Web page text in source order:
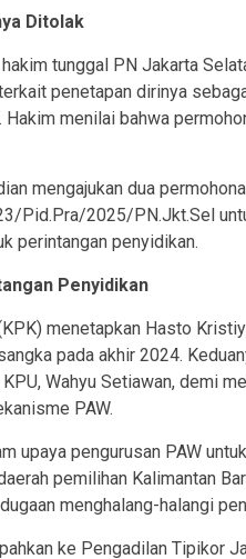
Ditolak
tunggal PN Jakarta
penetapan dirinya
menilai bahwa
mengajukan dua
Pid.Pra/2025/PN.Jkt.Sel
perintangan penyidikan.
Penyidikan
menetapkan Hasto
pada akhir 2024.
Wahyu Setiawan, demi
PAW.
upaya pengurusan PAW
pemilihan Kalimantan
menghalang-halangi
ke Pengadilan Tipikor